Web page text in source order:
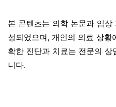
본 콘텐츠는 의학 논문과 임
성되었으며, 개인의 의료 상
확한 진단과 치료는 전문의
니다.